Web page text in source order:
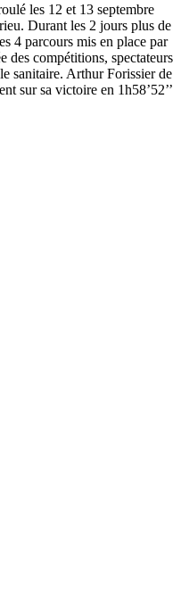
les 12 et 13 septembre
Durant les 2 jours plus de
4 parcours mis en place par
des compétitions, spectateurs
sanitaire. Arthur Forissier de
sur sa victoire en 1h58’52’’